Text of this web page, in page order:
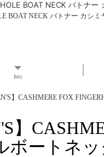
BOAT NECK バトナ
BOAT NECK バトナー カシ
Item
】CASHMERE FOX
】
ートネッ